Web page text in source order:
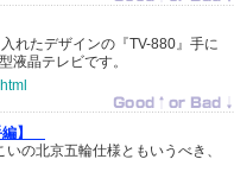
たデザインの『TV-880』手に
液晶テレビです。
編】
の北京五輪仕様ともいうべき、